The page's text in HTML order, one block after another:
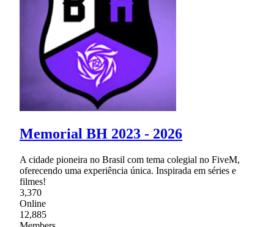
Memorial BH 2023 - 2026
A cidade pioneira no Brasil com tema colegial no FiveM,
oferecendo uma experiência única. Inspirada em séries e
filmes!
3,370
Online
12,885